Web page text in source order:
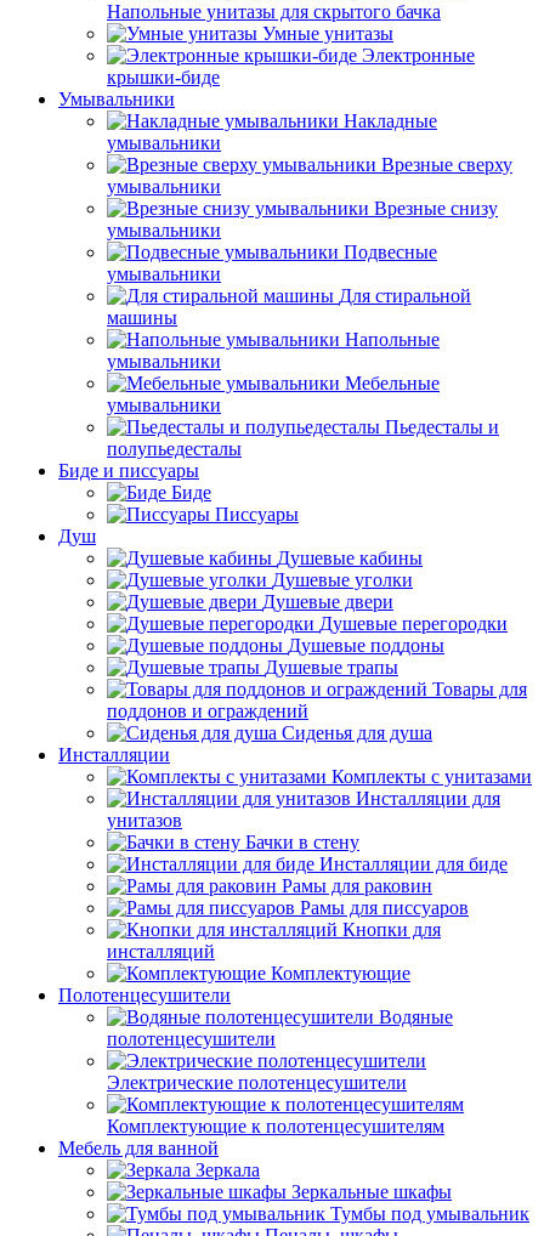
Напольные унитазы для скрытого бачка
Умные унитазы
Электронные
крышки-биде
Умывальники
Накладные
умывальники
Врезные сверху
умывальники
Врезные снизу
умывальники
Подвесные
умывальники
Для стиральной
машины
Напольные
умывальники
Мебельные
умывальники
Пьедесталы и
полупьедесталы
Биде и писсуары
Биде
Писсуары
Душ
Душевые кабины
Душевые уголки
Душевые двери
Душевые перегородки
Душевые поддоны
Душевые трапы
Товары для
поддонов и ограждений
Сиденья для душа
Инсталляции
Комплекты с унитазами
Инсталляции для
унитазов
Бачки в стену
Инсталляции для биде
Рамы для раковин
Рамы для писсуаров
Кнопки для
инсталляций
Комплектующие
Полотенцесушители
Водяные
полотенцесушители
Электрические полотенцесушители
Комплектующие к полотенцесушителям
Мебель для ванной
Зеркала
Зеркальные шкафы
Тумбы под умывальник